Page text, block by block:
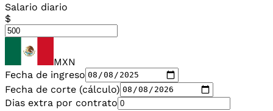
Salario diario
$
MXN
Fecha de ingreso
Fecha de corte (cálculo)
Dias extra por contrato